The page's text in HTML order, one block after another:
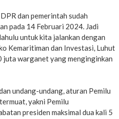
dan pemerintah sudah
pada 14 Februari 2024. Jadi
untuk kita jalankan dengan
Kemaritiman dan Investasi, Luhut
juta warganet yang menginginkan
undang-undang, aturan Pemilu
yakni Pemilu
presiden maksimal dua kali 5